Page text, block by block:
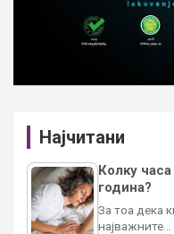
Најчитани
Колку
година?
За тоа дека
најважните…